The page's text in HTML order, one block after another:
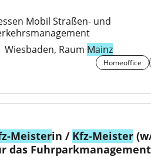
Mobil Straßen- und
Wiesbaden, Raum Mainz
Homeoffice
Meisterin / Kfz-Meister
das Fuhrparkmanagement